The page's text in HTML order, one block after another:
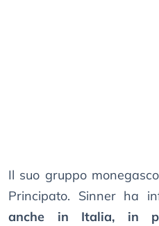
Il suo gruppo
Principato. Sinner ha
anche in Italia, in